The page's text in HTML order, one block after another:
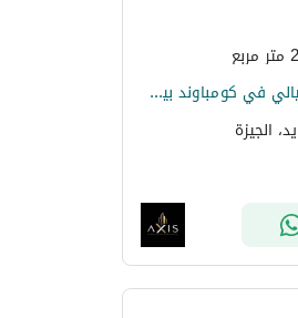
دوبلكس مساحة 280 متر للايجار بسعر خيالي في كومباوند بيفرلي هيلز ويست تاون الشيخ زايد el sheikh zayed
الجيزة